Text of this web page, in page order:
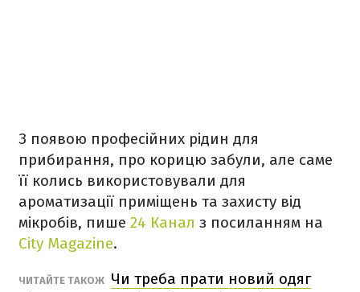
З появою професійних рідин для
прибирання, про корицю забули, але саме
її колись використовували для
ароматизації приміщень та захисту від
мікробів, пише 24 Канал з посиланням на
City Magazine.
ЧИТАЙТЕ ТАКОЖ Чи треба прати новий одяг